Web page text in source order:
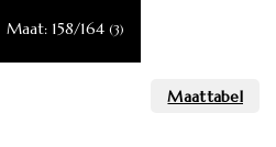
Maat: 158/164 (3)